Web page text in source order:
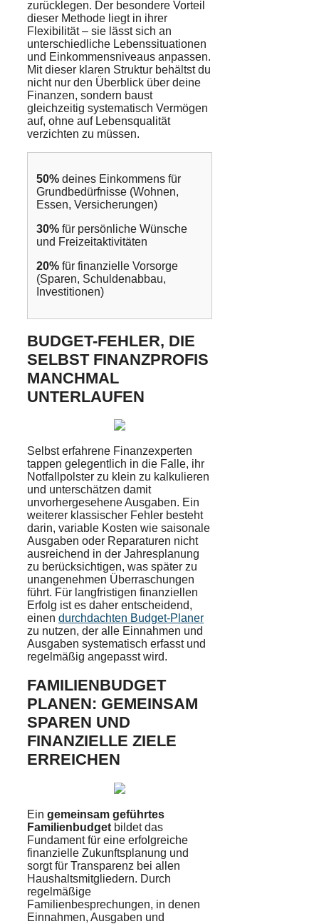
zurücklegen. Der besondere Vorteil
dieser Methode liegt in ihrer
Flexibilität – sie lässt sich an
unterschiedliche Lebenssituationen
und Einkommensniveaus anpassen.
Mit dieser klaren Struktur behältst du
nicht nur den Überblick über deine
Finanzen, sondern baust
gleichzeitig systematisch Vermögen
auf, ohne auf Lebensqualität
verzichten zu müssen.
50% deines Einkommens für
Grundbedürfnisse (Wohnen,
Essen, Versicherungen)
30% für persönliche Wünsche
und Freizeitaktivitäten
20% für finanzielle Vorsorge
(Sparen, Schuldenabbau,
Investitionen)
BUDGET-FEHLER, DIE
SELBST FINANZPROFIS
MANCHMAL
UNTERLAUFEN
Selbst erfahrene Finanzexperten
tappen gelegentlich in die Falle, ihr
Notfallpolster zu klein zu kalkulieren
und unterschätzen damit
unvorhergesehene Ausgaben. Ein
weiterer klassischer Fehler besteht
darin, variable Kosten wie saisonale
Ausgaben oder Reparaturen nicht
ausreichend in der Jahresplanung
zu berücksichtigen, was später zu
unangenehmen Überraschungen
führt. Für langfristigen finanziellen
Erfolg ist es daher entscheidend,
einen durchdachten Budget-Planer
zu nutzen, der alle Einnahmen und
Ausgaben systematisch erfasst und
regelmäßig angepasst wird.
FAMILIENBUDGET
PLANEN: GEMEINSAM
SPAREN UND
FINANZIELLE ZIELE
ERREICHEN
Ein gemeinsam geführtes
Familienbudget bildet das
Fundament für eine erfolgreiche
finanzielle Zukunftsplanung und
sorgt für Transparenz bei allen
Haushaltsmitgliedern. Durch
regelmäßige
Familienbesprechungen, in denen
Einnahmen, Ausgaben und